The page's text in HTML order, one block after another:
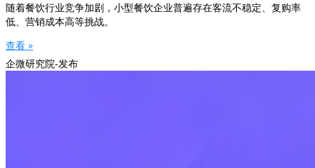
随着餐饮行业竞争加剧，小型餐饮企业普遍存在客流不稳定、复购率
低、营销成本高等挑战。
查看 »
企微研究院-发布